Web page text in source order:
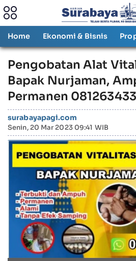
Home Ekonomi & Bisnis
Pengobatan Alat
Bapak Nurjaman,
Permanen
surabayapagi.com
Senin, 20 Mar 2023 09:41 WIB